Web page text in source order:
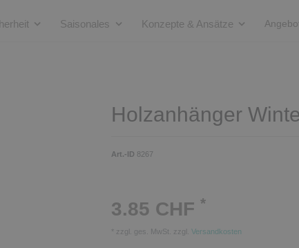
Saisonales Konzepte & Ansätze
Holzanhänger
Art.-ID 8267
3.85 CHF *
* zzgl. ges. MwSt. zzgl. Versandkosten